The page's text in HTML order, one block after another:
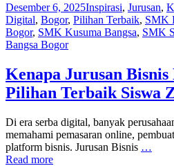
Desember 6, 2025Inspirasi, Jurusan,
Digital, Bogor, Pilihan Terbaik, SMK
Bogor, SMK Kusuma Bangsa, SMK
Bangsa Bogor
Kenapa Jurusan
Pilihan Terbaik Siswa
Di era serba digital, banyak
memahami pemasaran online,
platform bisnis. Jurusan Bisnis …
Read more